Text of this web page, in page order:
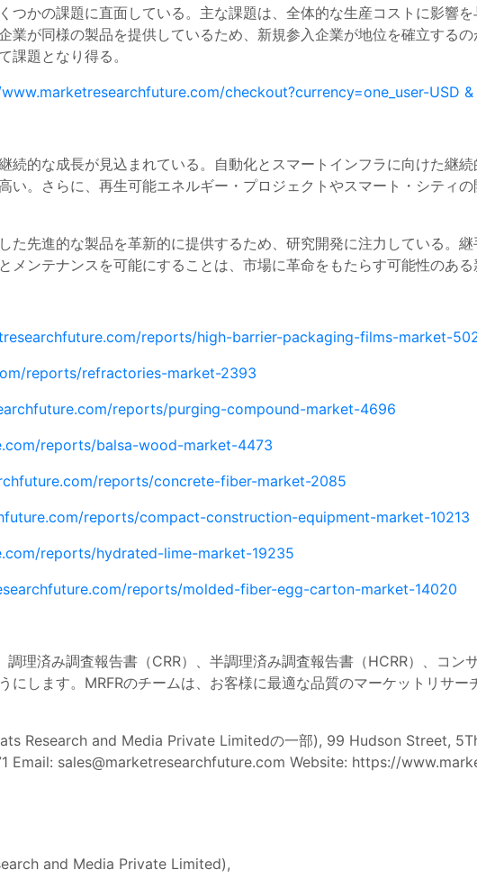
つかの課題に直面している。主な課題は、全体的な生産コストに影響
業が同様の製品を提供しているため、新規参入企業が地位を確立する
課題となり得る。
checkout?currency=one_user-USD
続的な成長が見込まれている。自動化とスマートインフラに向けた継
い。さらに、再生可能エネルギー・プロジェクトやスマート・シティ
た先進的な製品を革新的に提供するため、研究開発に注力している。
メンテナンスを可能にすることは、市場に革命をもたらす可能性のある
reports/high-barrier-packaging-films-market-
reports/refractories-market-2393
reports/purging-compound-market-4696
reports/balsa-wood-market-4473
reports/concrete-fiber-market-2085
reports/compact-construction-equipment-market-10213
reports/hydrated-lime-market-19235
reports/molded-fiber-egg-carton-market-14020
理済み調査報告書（CRR）、半調理済み調査報告書（HCRR）、コン
にします。MRFRのチームは、お客様に最適な品質のマーケットリサー
Research and Media Private Limitedの一部), 99 Hudson Street,
Email: sales@marketresearchfuture.com Website: https://
and Media Private Limited),